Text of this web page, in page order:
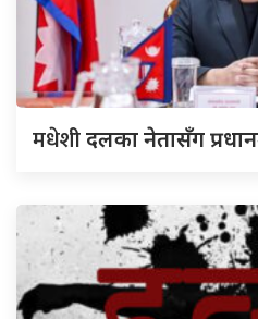
मधेशीदलका नेतासँग